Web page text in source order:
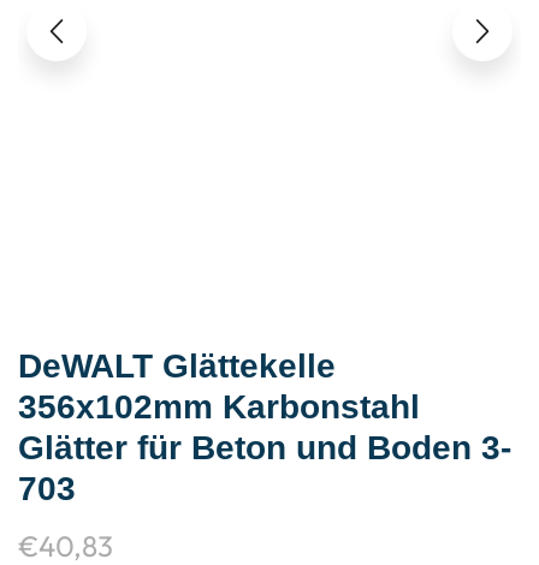
DeWALT Glättekelle
356x102mm Karbonstahl
Glätter für Beton und Boden 3-
703
€40,83